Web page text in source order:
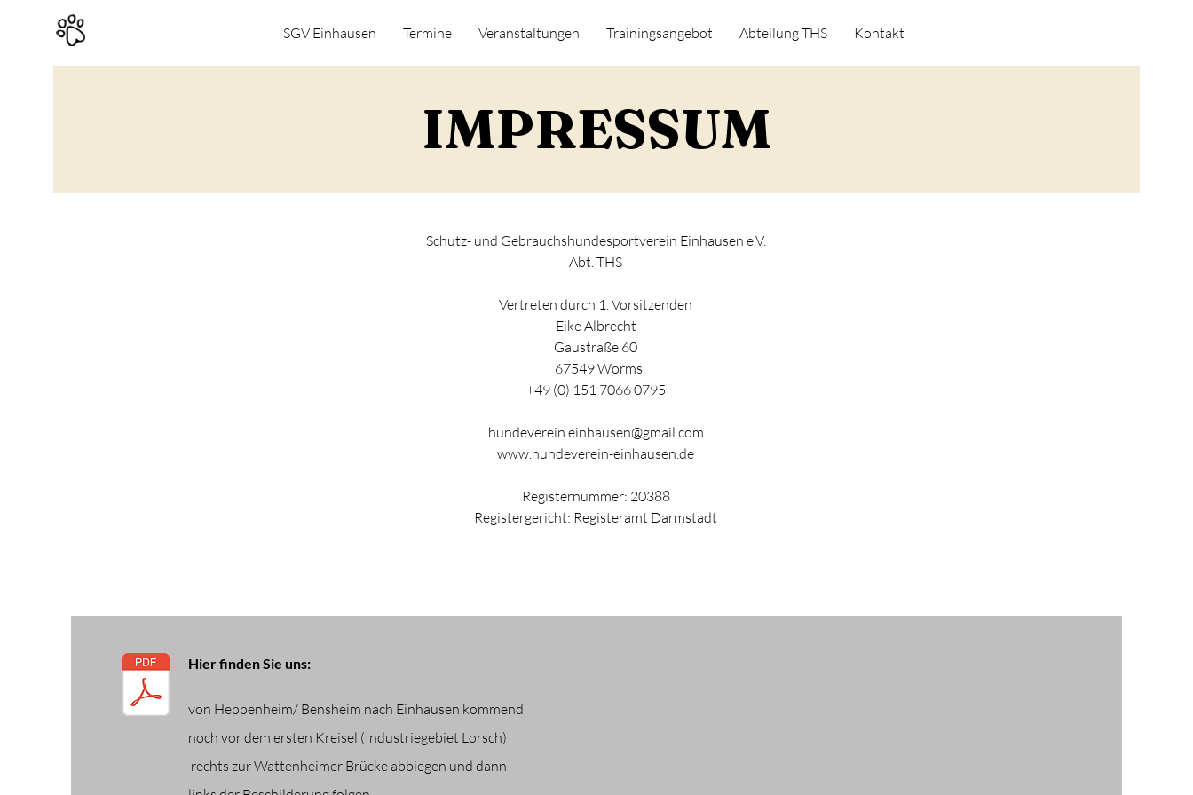
SGV Einhausen Termine Veranstaltungen Trainingsangebot Abteilung THS Kontakt
IMPRESSUM
Schutz- und Gebrauchshundesportverein Einhausen e.V.
Abt. THS
Vertreten durch 1. Vorsitzenden
Eike Albrecht
Gaustraße 60
67549 Worms
+49 (0) 151 7066 0795
hundeverein.einhausen@gmail.com
www.hundeverein-einhausen.de
Registernummer: 20388
Registergericht: Registeramt Darmstadt
Hier finden Sie uns:
von Heppenheim/ Bensheim nach Einhausen kommend
noch vor dem ersten Kreisel (Industriegebiet Lorsch)
rechts zur Wattenheimer Brücke abbiegen und dann